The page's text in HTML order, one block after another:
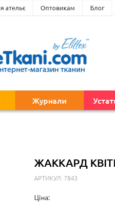
ательє Оптовикам Блог
Журнали
ЖАККАРД
АРТИКУЛ: 7843
Ціна: